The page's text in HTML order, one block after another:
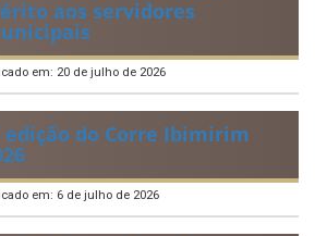
aos servidores
em: 20 de julho de 2026
edição do Corre Ibimirim
em: 6 de julho de 2026